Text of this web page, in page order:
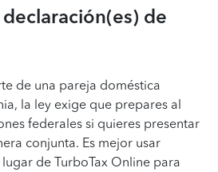
de
de una pareja doméstica
la ley exige que prepares al
federales si quieres presentar
conjunta. Es mejor usar
de TurboTax Online para